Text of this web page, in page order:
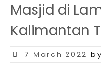
Masjid di
Kalimantan
Posted
7 March 2022